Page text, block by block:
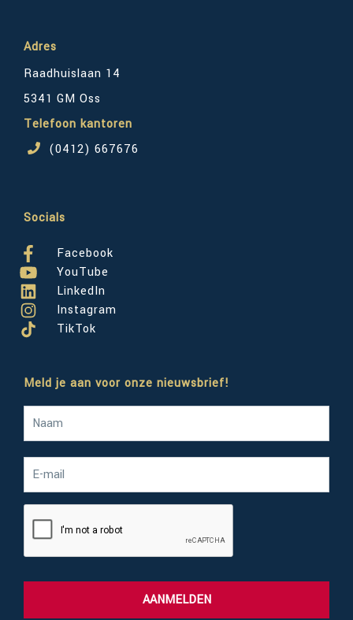
Adres
Raadhuislaan 14
5341 GM Oss
Telefoon kantoren
(0412) 667676
Socials
Facebook
YouTube
LinkedIn
Instagram
TikTok
Meld je aan voor onze nieuwsbrief!
AANMELDEN